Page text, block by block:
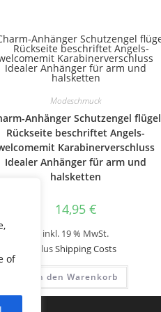
of
Modeschmuck
Anhänger Schutzengel flügel
Rückseite beschriftet Angels-
Karabinerverschluss
Idealer Anhänger für arm und
halsketten
14,95 €
inkl. 19 % MwSt.
plusShipping Costs
In den Warenkorb